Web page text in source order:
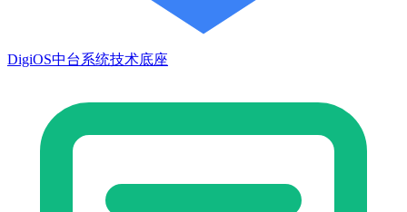
DigiOS中台系统技术底座